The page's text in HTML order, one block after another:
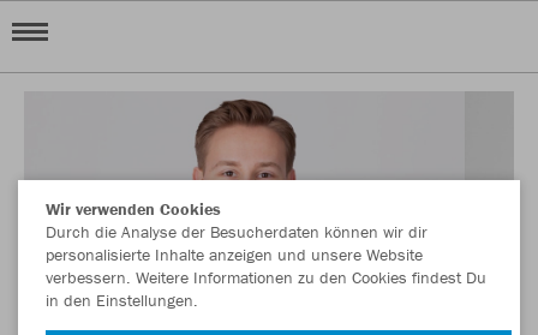
Wir verwenden Cookies
Durch die Analyse der Besucherdaten können wir dir
personalisierte Inhalte anzeigen und unsere Website
verbessern. Weitere Informationen zu den Cookies findest Du
in den Einstellungen.